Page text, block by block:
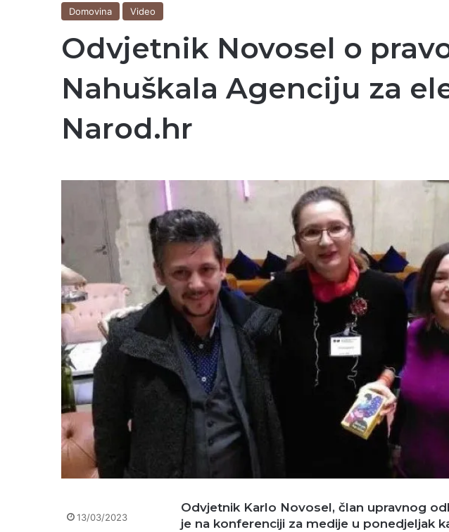
Domovina Video
Odvjetnik Novosel o
Nahuškala Agenciju za
Narod.hr
Odvjetnik Karlo Novosel, član upravnog
je na konferenciji za medije u ponedjeljak
13/03/2023